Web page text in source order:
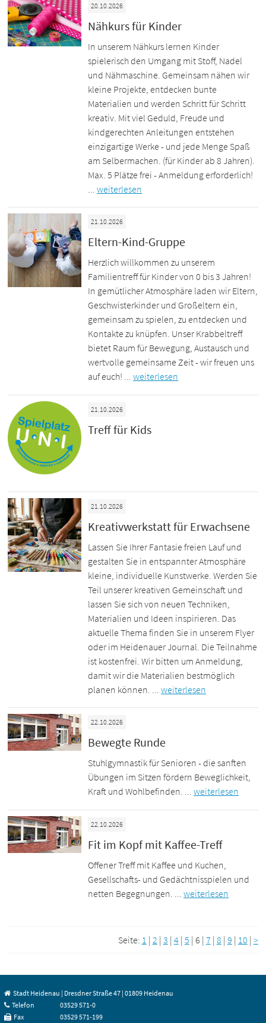
20.10.2026
Nähkurs für Kinder
In unserem Nähkurs lernen Kinder
spielerisch den Umgang mit Stoff, Nadel
und Nähmaschine. Gemeinsam nähen wir
kleine Projekte, entdecken bunte
Materialien und werden Schritt für Schritt
kreativ. Mit viel Geduld, Freude und
kindgerechten Anleitungen entstehen
einzigartige Werke - und jede Menge Spaß
am Selbermachen. (für Kinder ab 8 Jahren).
Max. 5 Plätze frei - Anmeldung erforderlich!
...weiterlesen
21.10.2026
Eltern-Kind-Gruppe
Herzlich willkommen zu unserem
Familientreff für Kinder von 0 bis 3 Jahren!
In gemütlicher Atmosphäre laden wir Eltern,
Geschwisterkinder und Großeltern ein,
gemeinsam zu spielen, zu entdecken und
Kontakte zu knüpfen. Unser Krabbeltreff
bietet Raum für Bewegung, Austausch und
wertvolle gemeinsame Zeit - wir freuen uns
auf euch! ...weiterlesen
21.10.2026
Treff für Kids
21.10.2026
Kreativwerkstatt für Erwachsene
Lassen Sie Ihrer Fantasie freien Lauf und
gestalten Sie in entspannter Atmosphäre
kleine, individuelle Kunstwerke. Werden Sie
Teil unserer kreativen Gemeinschaft und
lassen Sie sich von neuen Techniken,
Materialien und Ideen inspirieren. Das
aktuelle Thema finden Sie in unserem Flyer
oder im Heidenauer Journal. Die Teilnahme
ist kostenfrei. Wir bitten um Anmeldung,
damit wir die Materialien bestmöglich
planen können. ...weiterlesen
22.10.2026
Bewegte Runde
Stuhlgymnastik für Senioren - die sanften
Übungen im Sitzen fördern Beweglichkeit,
Kraft und Wohlbefinden. ...weiterlesen
22.10.2026
Fit im Kopf mit Kaffee-Treff
Offener Treff mit Kaffee und Kuchen,
Gesellschafts- und Gedächtnisspielen und
netten Begegnungen. ...weiterlesen
Seite: 1 | 2 | 3 | 4| 5 | 6 | 7 | 8 | 9 | 10 | >
Stadt Heidenau | Dresdner Straße 47 | 01809 Heidenau
Telefon
03529 571-0
Fax
03529 571-199